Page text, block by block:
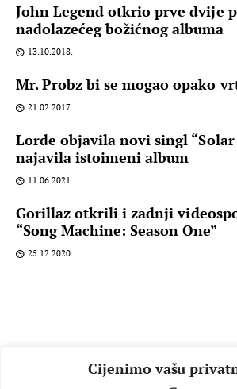
Cijenimo vašu
John Legend otkrio prve dvije
nadolazećeg božićnog albuma
13.10.2018.
Mr. Probz bi se mogao opako
21.02.2017.
Lorde objavila novi singl “Solar
najavila istoimeni album
11.06.2021.
Gorillaz otkrili i zadnji
“Song Machine: Season One”
25.12.2020.